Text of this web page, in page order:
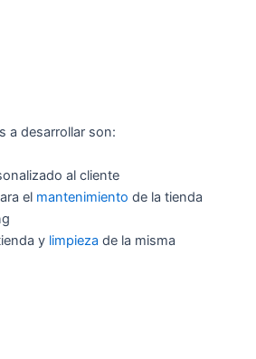
a desarrollar son:
al cliente
el mantenimiento de la tienda
y limpieza de la misma